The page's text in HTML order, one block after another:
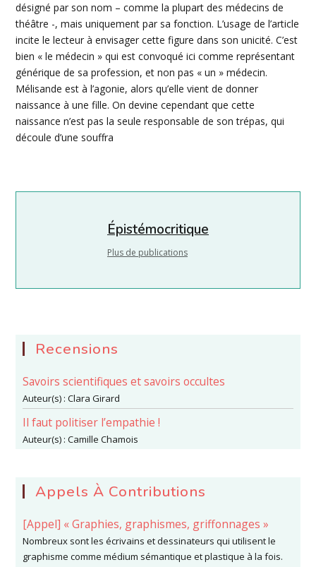
désigné par son nom – comme laplupart des médecins de
théâtre -, mais uniquement par sa fonction. L’usage de l’article
incite le lecteur à envisager cette figure dans son unicité. C’est
bien « le médecin » qui est convoqué ici comme représentant
générique de sa profession, et non pas « un » médecin.
Mélisande est à l’agonie, alors qu’elle vient de donner
naissance à une fille. On devine cependant que cette
naissance n’est pas la seule responsable de son trépas, qui
découle d’une souffra
Épistémocritique
Plus de publications
Recensions
Savoirs scientifiques et savoirs occultes
Auteur(s) :Clara Girard
Il faut politiser l’empathie !
Auteur(s) :Camille Chamois
Appels À Contributions
[Appel] « Graphies, graphismes, griffonnages »
Nombreux sont les écrivains et dessinateurs qui utilisent le
graphisme comme médium sémantique et plastique à la fois.